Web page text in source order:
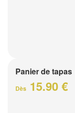
Panier de tapas
Dès 15.90 €